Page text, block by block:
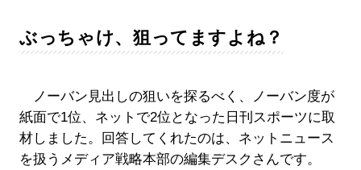
ぶっちゃけ、狙ってますよね？
ノーバン見出しの狙いを探るべく、ノーバン度が
紙面で1位、ネットで2位となった日刊スポーツに取
材しました。回答してくれたのは、ネットニュース
を扱うメディア戦略本部の編集デスクさんです。